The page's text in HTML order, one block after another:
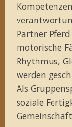
Partner
motorische
Rhythmus,
werden
Als
soziale